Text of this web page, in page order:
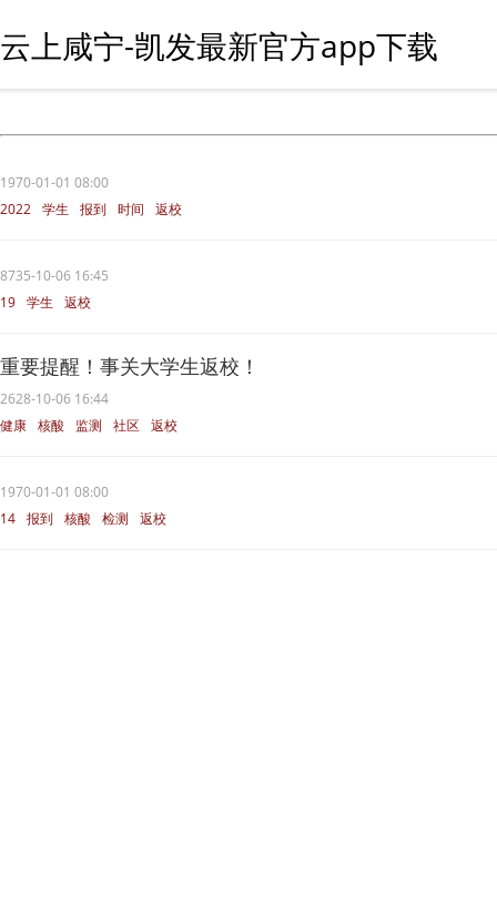
云上咸宁-凯发最新官方app下载
1970-01-01 08:00
2022 学生 报到 时间 返校
8735-10-06 16:45
19 学生 返校
重要提醒！事关大学生返校！
2628-10-06 16:44
健康 核酸 监测 社区 返校
1970-01-01 08:00
14 报到 核酸 检测 返校